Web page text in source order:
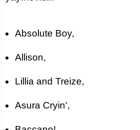
Absolute Boy,
Allison,
Lillia and Treize,
Asura Cryin',